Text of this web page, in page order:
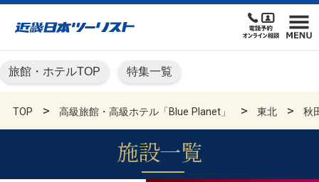
旅館・ホテルTOP 特集一覧
TOP 高級旅館・高級ホテル「Blue Planet」 東北 秋
高級旅館・高級ホテ
施設一覧